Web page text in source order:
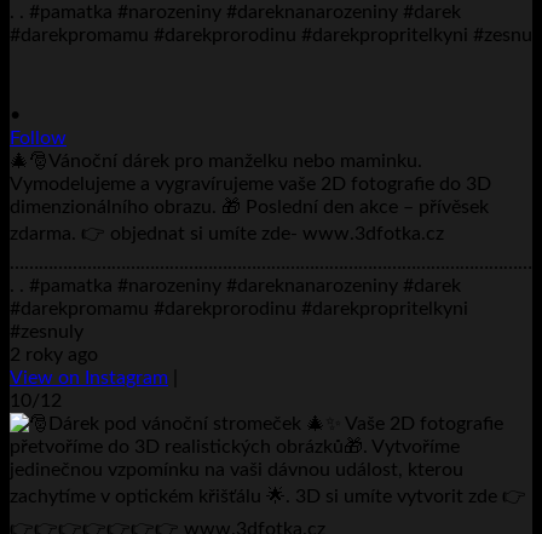
•
Follow
🎄🎅Vánoční dárek pro manželku nebo maminku.
Vymodelujeme a vygravírujeme vaše 2D fotografie do 3D
dimenzionálního obrazu. 🎁 Poslední den akce – přívěsek
zdarma. 👉 objednat si umíte zde- www.3dfotka.cz
. . #pamatka #narozeniny #dareknanarozeniny #darek
#darekpromamu #darekprorodinu #darekpropritelkyni
#zesnuly
2 roky ago
View on Instagram
10/12